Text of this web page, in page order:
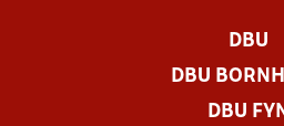
DBU
DBU
DBU FYN